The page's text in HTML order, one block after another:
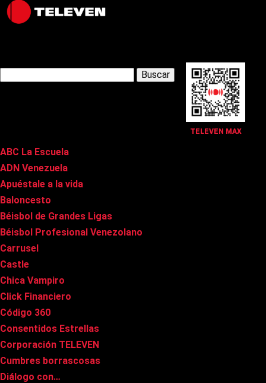
TELEVEN MAX
Latest Posts
ABC La Escuela
ADN Venezuela
Apuéstale a la vida
Baloncesto
Béisbol de Grandes Ligas
Béisbol Profesional Venezolano
Carrusel
Castle
Chica Vampiro
Click Financiero
Código 360
Consentidos Estrellas
Corporación TELEVEN
Cumbres borrascosas
Diálogo con…